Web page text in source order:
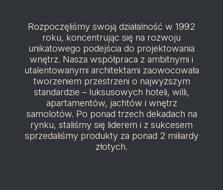
Rozpoczęliśmy swoją działalność w 1992
roku, koncentrując się na rozwoju
unikatowego podejścia do projektowania
wnętrz. Nasza współpraca z ambitnymi i
utalentowanymi architektami zaowocowała
tworzeniem przestrzeni o najwyższym
standardzie – luksusowych hoteli, willi,
apartamentów, jachtów i wnętrz
samolotów. Po ponad trzech dekadach na
rynku, staliśmy się liderem i z sukcesem
sprzedaliśmy produkty za ponad 2 miliardy
złotych.